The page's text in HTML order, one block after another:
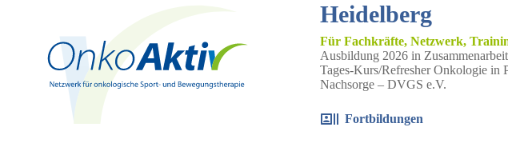
Heidelberg
Für Fachkräfte, Netzwerk,
Ausbildung 2026 in
Tages-Kurs/Refresher Onkologie in
Nachsorge – DVGS e.V.
Fortbildungen